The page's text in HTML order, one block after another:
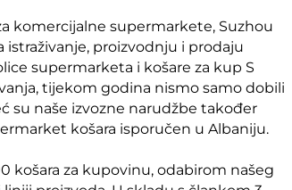
komercijalne supermarkete, Suzhou
proizvodnju i prodaju
supermarketa i košare za kup S
tijekom godina nismo samo dobili
naše izvozne narudžbe također
košara isporučen u Albaniju.
košara za kupovinu, odabirom našeg